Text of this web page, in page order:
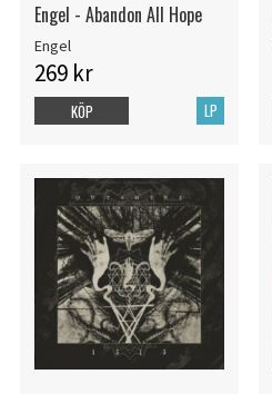
Engel - Abandon All Hope
Engel
269 kr
LP
KÖP